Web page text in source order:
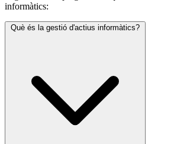
informàtics:
Què és la gestió d'actius informàtics?